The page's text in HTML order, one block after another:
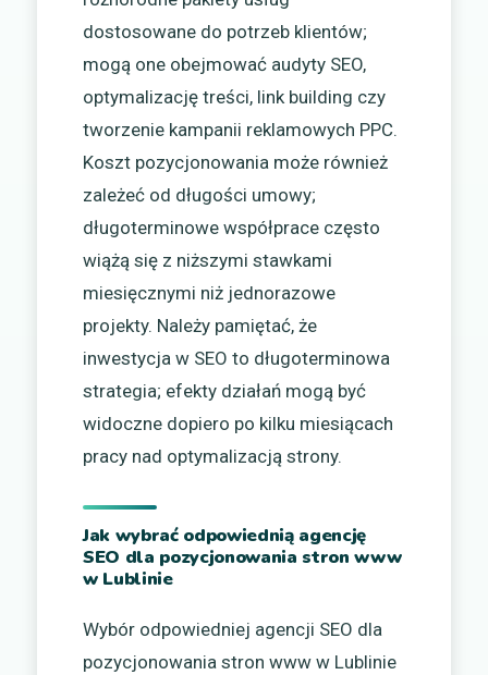
dostosowane do potrzeb klientów;
mogą one obejmować audyty SEO,
optymalizację treści, link building czy
tworzenie kampanii reklamowych PPC.
Koszt pozycjonowania może również
zależeć od długości umowy;
długoterminowe współprace często
wiążą się z niższymi stawkami
miesięcznymi niż jednorazowe
projekty. Należy pamiętać, że
inwestycja w SEO to długoterminowa
strategia; efekty działań mogą być
widoczne dopiero po kilku miesiącach
pracy nad optymalizacją strony.
Jak wybrać odpowiednią agencję
SEO dla pozycjonowania stron www
w Lublinie
Wybór odpowiedniej agencji SEO dla
pozycjonowania stron www w Lublinie